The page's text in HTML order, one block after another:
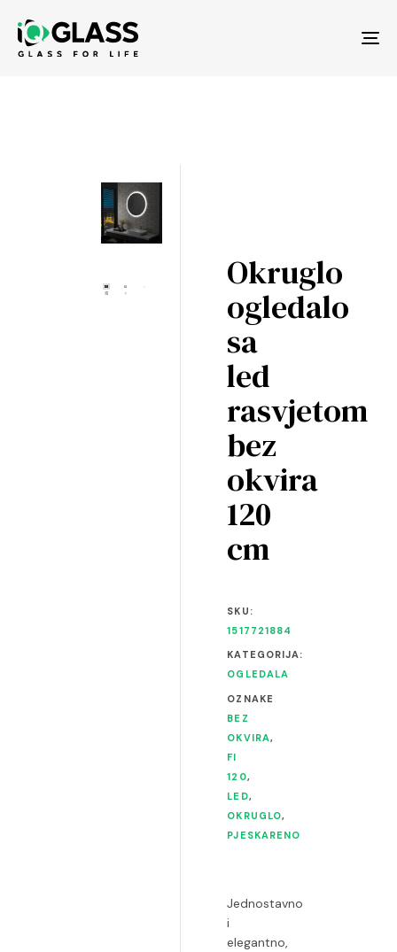
Okruglo
ogledalo
sa
led
rasvjetom
bez
okvira
120
cm
SKU:
1517721884
KATEGORIJA:
OGLEDALA
OZNAKE
BEZ
OKVIRA,
FI
120,
LED,
OKRUGLO,
PJESKARENO
Jednostavno
i
elegantno,